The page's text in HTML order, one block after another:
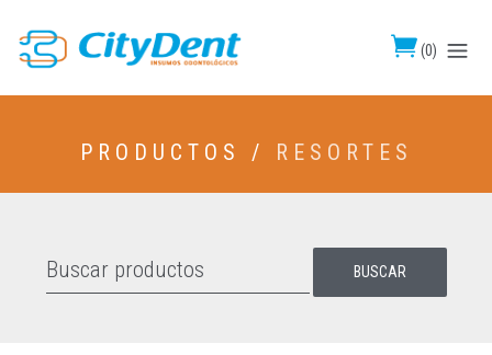
(0)
PRODUCTOS / RESORTES